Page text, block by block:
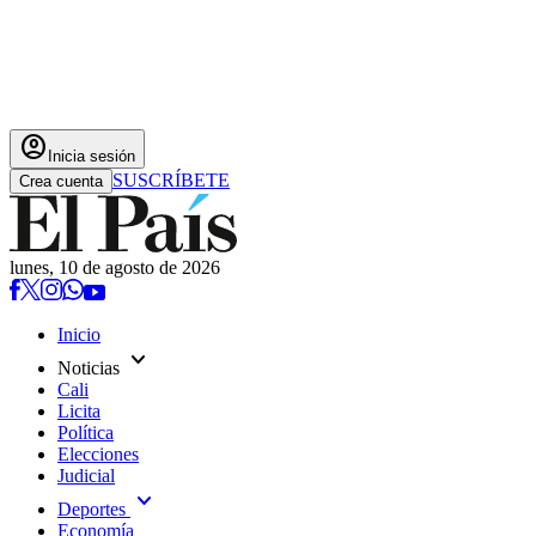
account_circle Inicia sesión
Crea cuenta SUSCRÍBETE
lunes, 10 de agosto de 2026
Inicio
Noticias expand_more
Cali
Licita
Política
Elecciones
Judicial
Deportes expand_more
Economía